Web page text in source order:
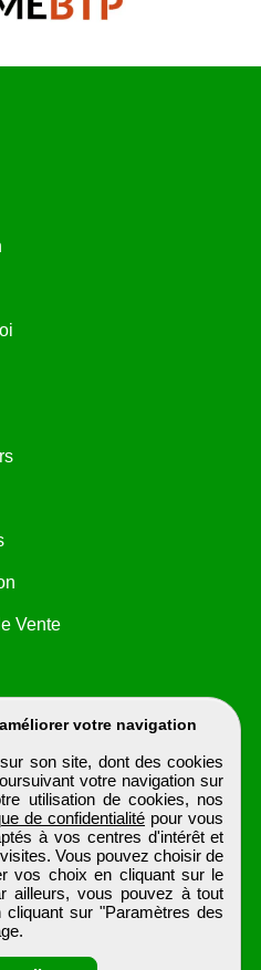
votre navigation
son site, dont des cookies
votre navigation sur
utilisation de cookies, nos
de confidentialité pour vous
à vos centres d'intérêt et
Vous pouvez choisir de
vos choix en cliquant sur le
ailleurs, vous pouvez à tout
sur "Paramètres des
Vente